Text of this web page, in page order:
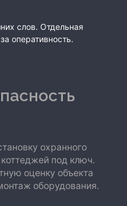
слов. Отдельная
оперативность.
охранного
под ключ.
оценку объекта
оборудования.